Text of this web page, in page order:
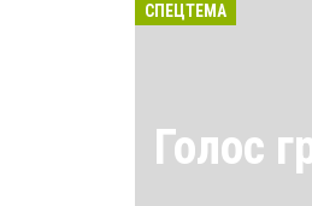
СПЕЦТЕМА
Голос